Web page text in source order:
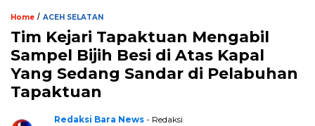
Home / ACEH SELATAN
Tim Kejari Tapaktuan Mengabil
Sampel Bijih Besi di Atas Kapal
Yang Sedang Sandar di Pelabuhan
Tapaktuan
Redaksi Bara News - Redaksi